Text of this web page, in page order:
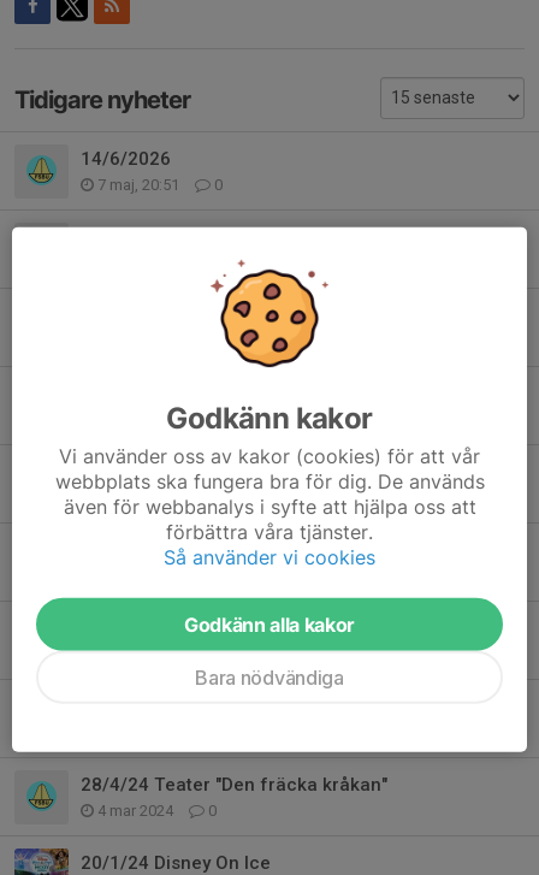
Tidigare nyheter
14/6/2026
7 maj, 20:51 0
28/12/25 Familjeföreställning Pippi Långstrump
20 feb 2025 0
23 dec 2024 0
5/10/24 Konstutställning
21/12/24 Familjeföreställning Bröderna Lejonhjärta
4 sep 2024 0
28/4/24 Teater "Den fräcka kråkan"
4 mar 2024 0
20/1/24 Disney On Ice
Godkänn kakor
Vi använder oss av kakor (cookies) för att vår
webbplats ska fungera bra för dig. De används
även för webbanalys i syfte att hjälpa oss att
förbättra våra tjänster.
Så använder vi cookies
Godkänn alla kakor
Bara nödvändiga